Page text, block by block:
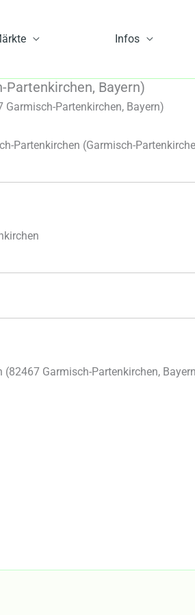
Infos
Bayern)
Partenkirchen, Bayern)
Partenkirchen (Garmisch-
(82467 Garmisch-Partenkirchen, Bayern